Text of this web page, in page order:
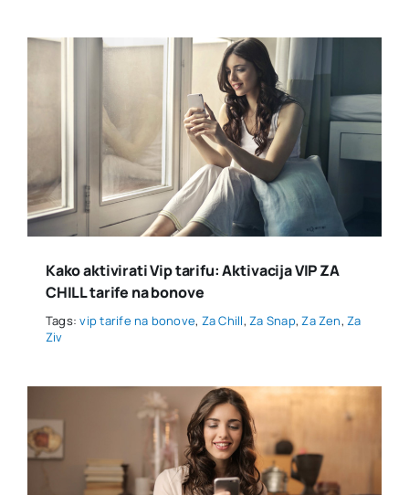
Kako aktivirati Vip tarifu: Aktivacija VIP ZA
CHILL tarife na bonove
Tags:vip tarife na bonove, Za Chill,Za Snap,Za Zen,Za
Ziv